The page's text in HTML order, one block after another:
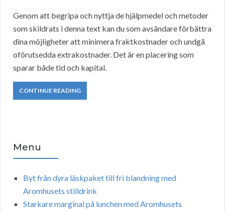
Genom att begripa och nyttja de hjälpmedel och metoder
som skildrats i denna text kan du som avsändare förbättra
dina möjligheter att minimera fraktkostnader och undgå
oförutsedda extrakostnader. Det är en placering som
sparar både tid och kapital.
CONTINUE READING
Menu
Byt från dyra läskpaket till fri blandning med
Aromhusets stilldrink
Starkare marginal på lunchen med Aromhusets